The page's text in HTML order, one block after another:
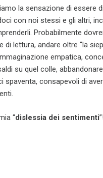
la sensazione di essere
con noi stessi e gli altri,
Probabilmente
di lettura, andare oltre “la
empatica,
su quel colle, abbandonare
spaventa, consapevoli di
“dislessia dei sentimenti”!